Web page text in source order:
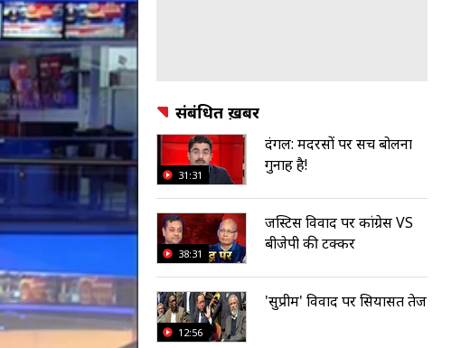
संबंधित ख़बरें
31:31
दंगल: मदरसों पर सच बोलना
गुनाह है!
38:31
जस्टिस विवाद पर कांग्रेस VS
बीजेपी की टक्कर
12:56
'सुप्रीम' विवाद पर सियासत तेज